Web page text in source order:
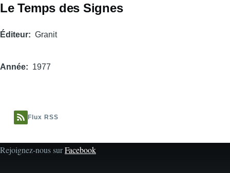
Le Temps des Signes
Éditeur Granit
Année 1977
Flux RSS
Rejoignez-nous surFacebook